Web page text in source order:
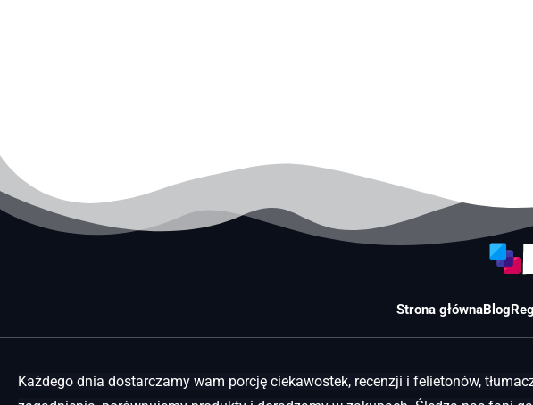
Strona głównaBlog
Każdego dnia dostarczamy wam porcję ciekawostek, recenzji i felietonów,